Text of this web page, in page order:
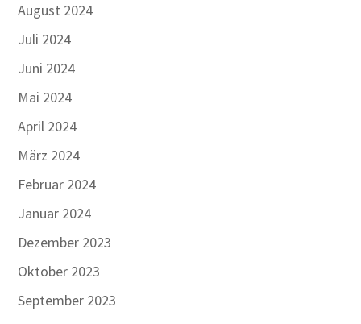
August 2024
Juli 2024
Juni 2024
Mai 2024
April 2024
März 2024
Februar 2024
Januar 2024
Dezember 2023
Oktober 2023
September 2023